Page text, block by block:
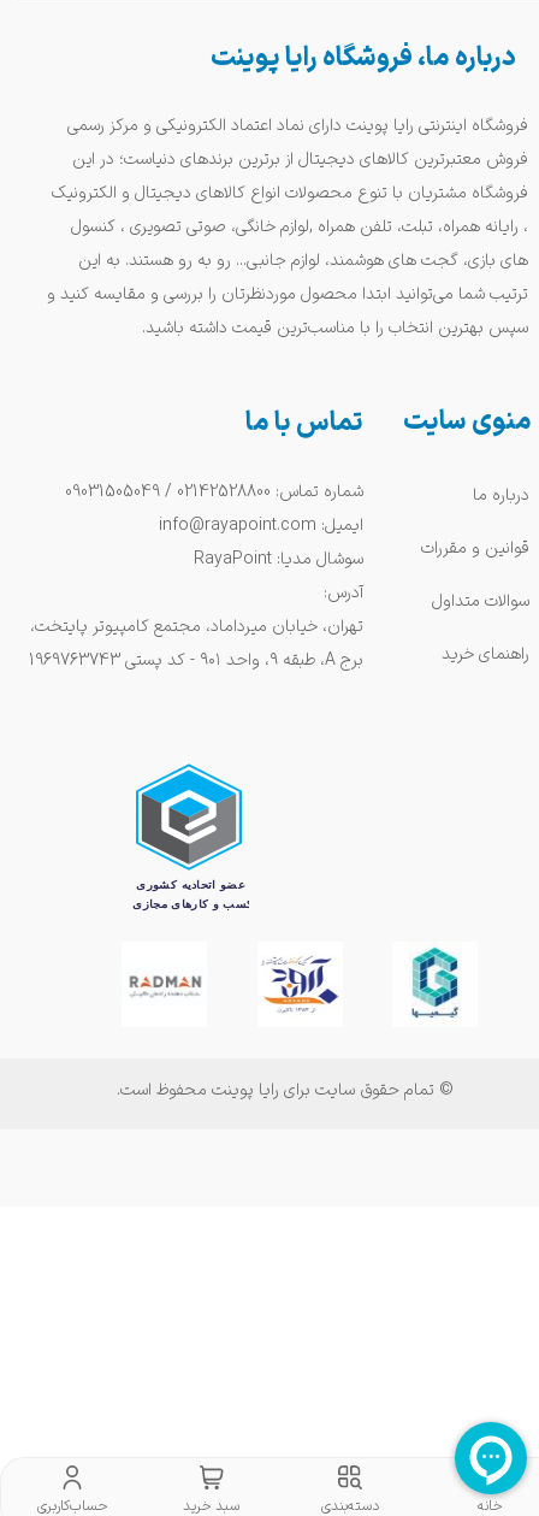
منوی سایت
درباره ما
قوانین و مقررات
سوالات متداول
راهنمای خرید
© تمام حقوق سایت برای رایا پوینت محفوظ است.
درباره ما، فروشگاه رایا پوینت
فروشگاه اینترنتی رایا پوینت دارای نماد اعتماد الکترونیکی و مرکز رسمی
فروش معتبرترین کالاهای دیجیتال از برترین برندهای دنیاست؛ در این
فروشگاه مشتریان با تنوع محصولات انواع کالاهای دیجیتال و الکترونیک
، رایانه همراه، تبلت، تلفن همراه ,لوازم خانگی، صوتی تصویری ، کنسول
های بازی، گجت های هوشمند، لوازم جانبی... رو به رو هستند. به این
ترتیب شما می‌توانید ابتدا محصول موردنظرتان را بررسی و مقایسه کنید و
سپس بهترین انتخاب را با مناسب‌ترین قیمت داشته باشید.
تماس با ما
شماره تماس: 02142528800 / 09031505049
ایمیل: info@rayapoint.com
سوشال مدیا: RayaPoint
آدرس:
تهران، خیابان میرداماد، مجتمع کامپیوتر پایتخت،
برج A، طبقه ۹، واحد ۹۰۱ - کد پستی 1969763743
خانه سبد خرید دسته‌بندی حساب‌کاربری